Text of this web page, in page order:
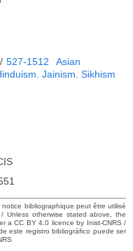
/ 527-1512
Asian
Jainism. Sikhism
bibliographique peut être utilisé
Unless otherwise stated above, the
a CC BY 4.0 licence by Inist-CNRS /
este registro bibliográfico puede ser